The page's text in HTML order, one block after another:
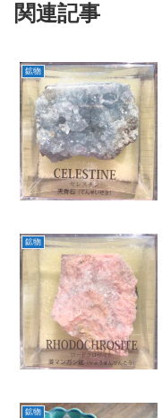
関連記事
鉱物
鉱物
鉱物